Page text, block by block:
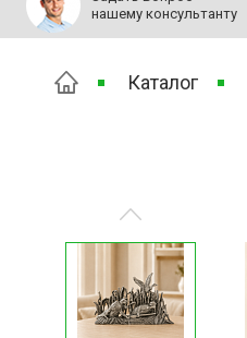
нашему консультанту
Каталог